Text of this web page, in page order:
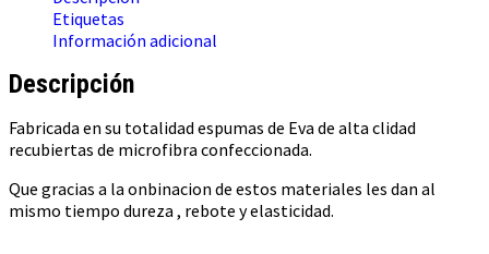
Etiquetas
Información adicional
Descripción
Fabricada en su totalidad espumas de Eva de alta clidad
recubiertas de microfibra confeccionada.
Que gracias a la onbinacion de estos materiales les dan al
mismo tiempo dureza , rebote y elasticidad.